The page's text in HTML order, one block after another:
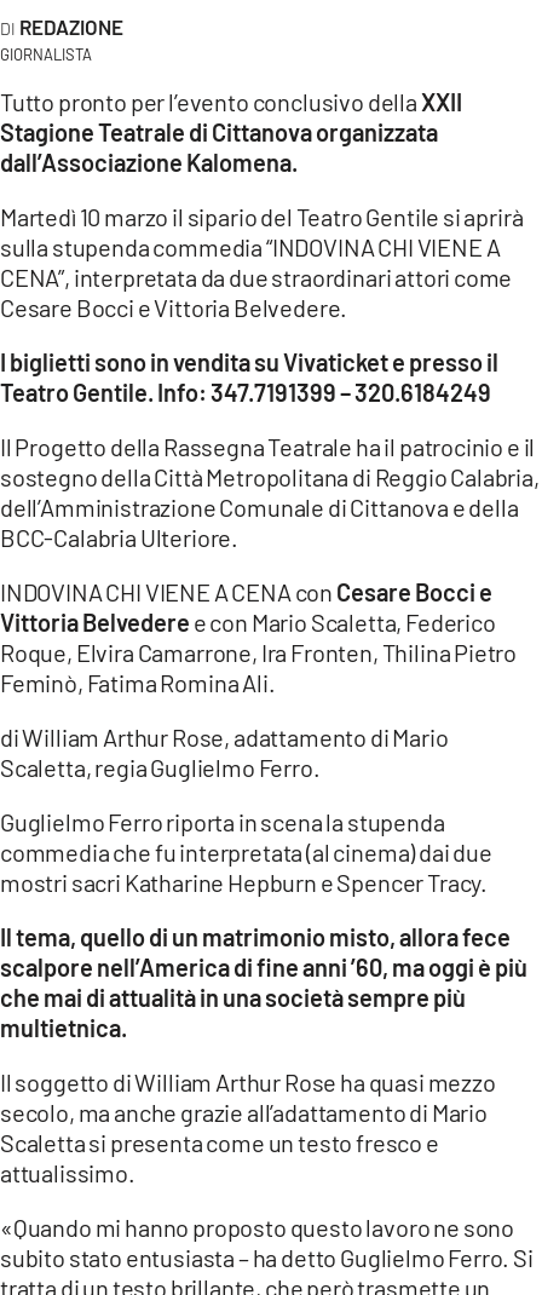
LaC
Network
LACPLAY.IT
LACTV.IT
LACITYMAG.IT
ILREGGINO.IT
COSENZACHANNEL.IT
ILVIBONESE.IT
CATANZAROCHANNEL.IT
LACAPITALENEWS.IT
App
ANDROID
APPLE
REDAZIONE
GIORNALISTA
Tutto pronto per l’evento conclusivo dellaXXII
Stagione Teatrale di Cittanova organizzata
dall’Associazione Kalomena.
Martedì 10 marzo il sipario del Teatro Gentile si aprirà
sulla stupenda commedia “INDOVINA CHI VIENE A
CENA”, interpretata da due straordinari attori come
Cesare Bocci e Vittoria Belvedere.
I biglietti sono in vendita su Vivaticket e presso il
Teatro Gentile. Info: 347.7191399 – 320.6184249
Il Progetto della Rassegna Teatrale ha il patrocinio e il
sostegno della Città Metropolitana di Reggio Calabria,
dell’Amministrazione Comunale di Cittanova e della
BCC-Calabria Ulteriore.
INDOVINA CHI VIENE A CENA con Cesare Bocci e
Vittoria Belvedere e con Mario Scaletta, Federico
Roque, Elvira Camarrone, Ira Fronten, Thilina Pietro
Feminò, Fatima Romina Ali.
di William Arthur Rose, adattamento di Mario
Scaletta, regia Guglielmo Ferro.
Guglielmo Ferro riporta in scena la stupenda
commedia che fu interpretata (al cinema) dai due
mostri sacri Katharine Hepburn e Spencer Tracy.
Il tema, quello di un matrimonio misto, allora fece
scalpore nell’America di fine anni ’60, ma oggi è più
che mai di attualità in una società sempre più
multietnica.
Il soggetto di William Arthur Rose ha quasi mezzo
secolo, ma anche grazie all’adattamento di Mario
Scaletta si presenta come un testo fresco e
attualissimo.
«Quando mi hanno proposto questo lavoro ne sono
subito stato entusiasta – ha detto Guglielmo Ferro. Si
tratta di un testo brillante, che però trasmette un